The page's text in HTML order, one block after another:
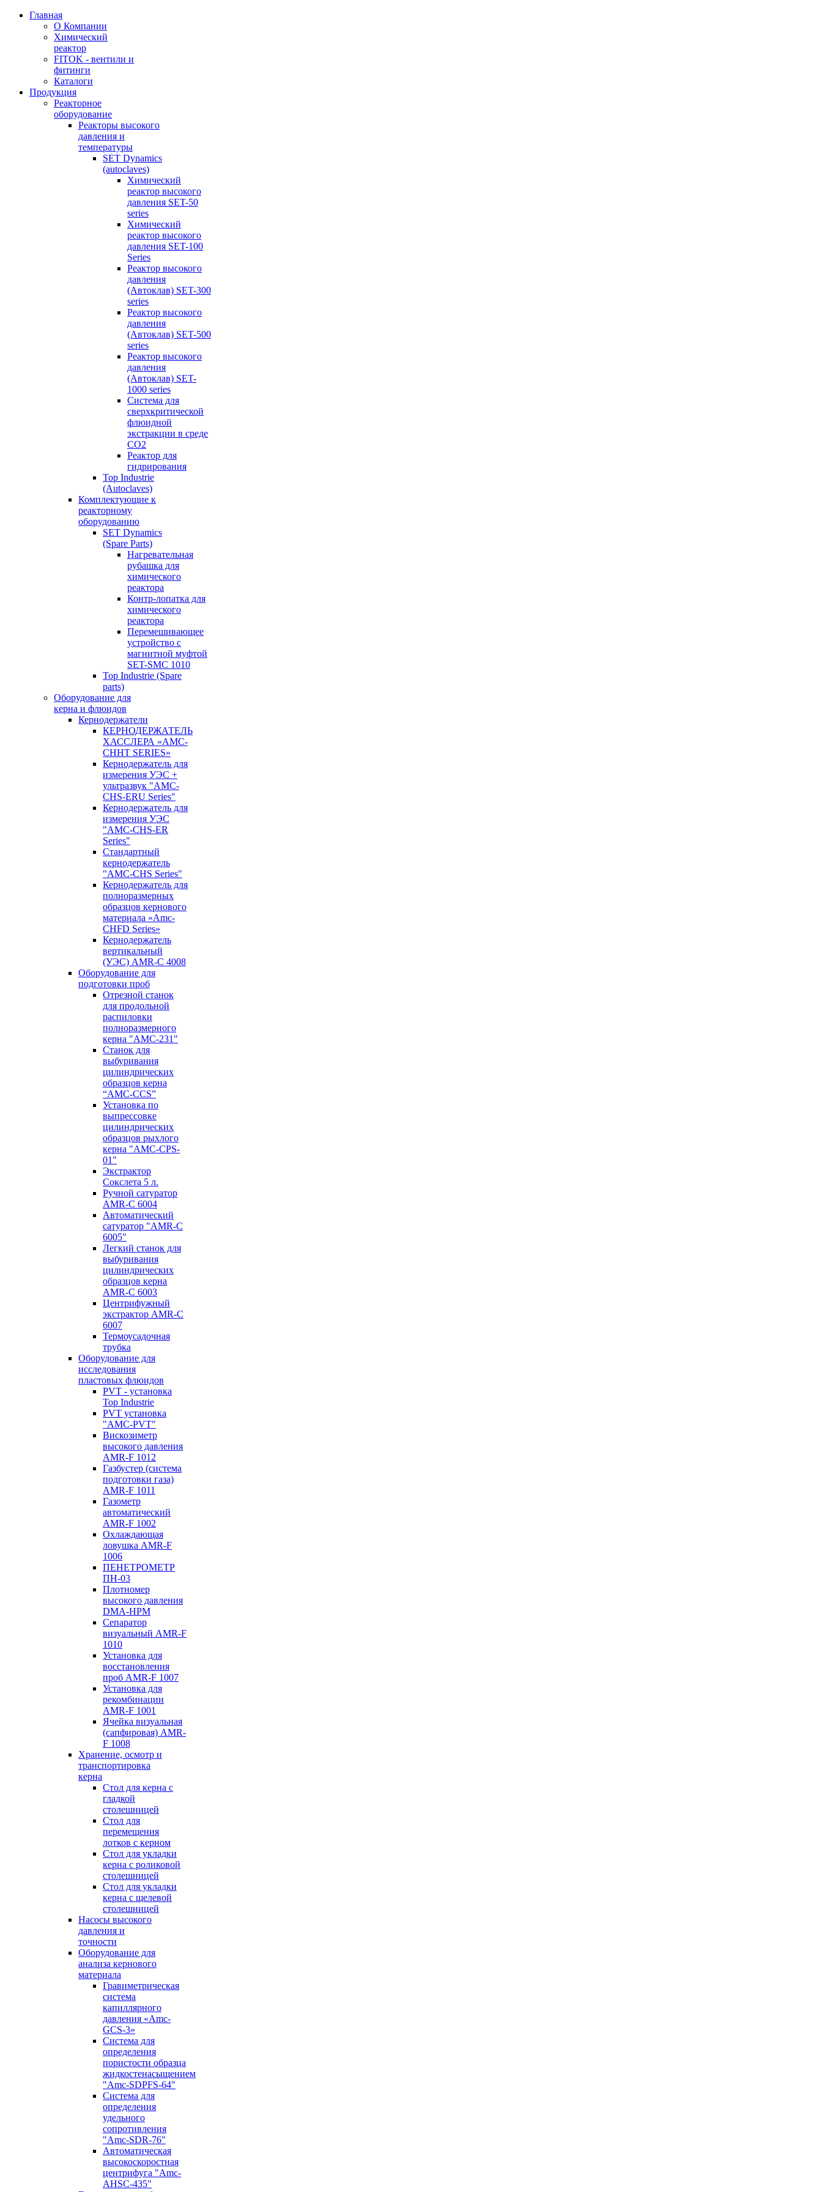
Главная
О Компании
Химический
реактор
FITOK - вентили и
фитинги
Каталоги
Продукция
Реакторное
оборудование
Реакторы высокого
давления и
температуры
SET Dynamics
(autoclaves)
Химический
реактор высокого
давления SET-50
series
Химический
реактор высокого
давления SET-100
Series
Реактор высокого
давления
(Автоклав) SET-300
series
Реактор высокого
давления
(Автоклав) SET-500
series
Реактор высокого
давления
(Автоклав) SET-
1000 series
Система для
сверхкритической
флюидной
экстракции в среде
СО2
Реактор для
гидрирования
Top Industrie
(Autoclaves)
Комплектующие к
реакторному
оборудованию
SET Dynamics
(Spare Parts)
Нагревательная
рубашка для
химического
реактора
Контр-лопатка для
химического
реактора
Перемешивающее
устройство с
магнитной муфтой
SET-SMC 1010
Top Industrie (Spare
parts)
Оборудование для
керна и флюидов
Кернодержатели
КЕРНОДЕРЖАТЕЛЬ
ХАССЛЕРА «AMC-
CHHT SERIES»
Кернодержатель для
измерения УЭС +
ультразвук "AMC-
CHS-ERU Series"
Кернодержатель для
измерения УЭС
"AMC-CHS-ER
Series"
Стандартный
кернодержатель
"AMC-CHS Series"
Кернодержатель для
полноразмерных
образцов кернового
материала «Amc-
CHFD Series»
Кернодержатель
вертикальный
(УЭС) AMR-C 4008
Оборудование для
подготовки проб
Отрезной станок
для продольной
распиловки
полноразмерного
керна "AMC-231"
Станок для
выбуривания
цилиндрических
образцов керна
“AMC-CCS”
Установка по
выпресcовке
цилиндрических
образцов рыхлого
керна "AMC-CPS-
01"
Экстрактор
Сокслета 5 л.
Ручной сатуратор
AMR-C 6004
Автоматический
сатуратор "AMR-C
6005"
Легкий станок для
выбуривания
цилиндрических
образцов керна
AMR-C 6003
Центрифужный
экстрактор AMR-C
6007
Термоусадочная
трубка
Оборудование для
исследования
пластовых флюидов
PVT - установка
Top Industrie
PVT установка
"AMC-PVT"
Вискозиметр
высокого давления
AMR-F 1012
Газбустер (система
подготовки газа)
AMR-F 1011
Газометр
автоматический
AMR-F 1002
Охлаждающая
ловушка AMR-F
1006
ПЕНЕТРОМЕТР
ПН-03
Плотномер
высокого давления
DMA-HPM
Сепаратор
визуальный AMR-F
1010
Установка для
восстановления
проб AMR-F 1007
Установка для
рекомбинации
AMR-F 1001
Ячейка визуальная
(сапфировая) AMR-
F 1008
Хранение, осмотр и
транспортировка
керна
Стол для керна с
гладкой
столешницей
Стол для
перемещения
лотков с керном
Стол для укладки
керна с роликовой
столешницей
Стол для укладки
керна с щелевой
столешницей
Насосы высокого
давления и
точности
Оборудование для
анализа кернового
материала
Гравиметрическая
система
капиллярного
давления «Amc-
GCS-3»
Система для
определения
пористости образца
жидкостенасыщением
"Amc-SDPFS-64"
Система для
определения
удельного
сопротивления
"Amc-SDR-76"
Автоматическая
высокоскоростная
центрифуга "Amc-
AHSC-435"